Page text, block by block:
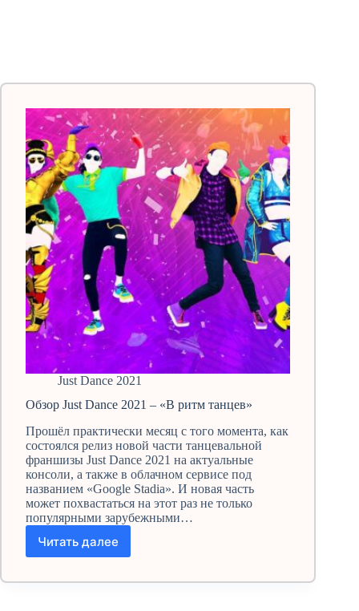
Just Dance 2021
Обзор Just Dance 2021 – «В ритм танцев»
Прошёл практически месяц с того момента, как
состоялся релиз новой части танцевальной
франшизы Just Dance 2021 на актуальные
консоли, а также в облачном сервисе под
названием «Google Stadia». И новая часть
может похвастаться на этот раз не только
популярными зарубежными…
Читать далее
Обзор
Dance